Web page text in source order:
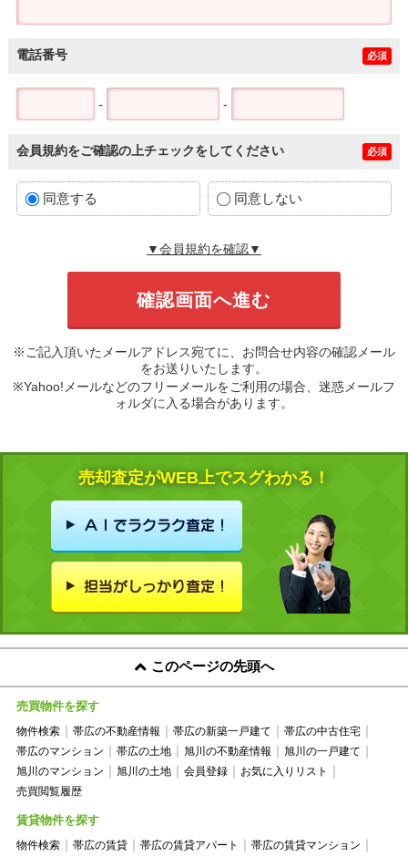
電話番号 必須
- -
会員規約をご確認の上チェックをしてください 必須
同意する 同意しない
▼会員規約を確認▼
※ご記入頂いたメールアドレス宛てに、お問合せ内容の確認メール
をお送りいたします。
※Yahoo!メールなどのフリーメールをご利用の場合、迷惑メールフ
ォルダに入る場合があります。
売却査定がWEB上でスグわかる！
このページの先頭へ
売買物件を探す
物件検索 帯広の不動産情報 帯広の新築一戸建て
帯広の中古住宅
帯広のマンション
帯広の土地 旭川の不動産情報
旭川の一戸建て
旭川のマンション
旭川の土地 会員登録
お気に入りリスト
売買閲覧履歴
賃貸物件を探す
物件検索 帯広の賃貸 帯広の賃貸アパート
帯広の賃貸マンション